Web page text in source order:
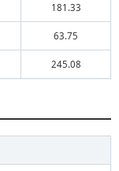
181.33
63.75
245.08